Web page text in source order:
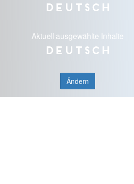
Deutsch
Aktuell ausgewählte Inhalte
Deutsch
Ändern